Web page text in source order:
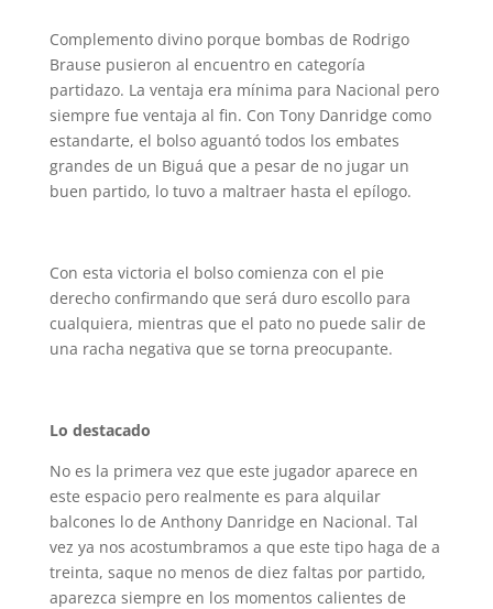
Complemento divino porque bombas de Rodrigo
Brause pusieron al encuentro en categoría
partidazo. La ventaja era mínima para Nacional pero
siempre fue ventaja al fin. Con Tony Danridge como
estandarte, el bolso aguantó todos los embates
grandes de un Biguá que a pesar de no jugar un
buen partido, lo tuvo a maltraer hasta el epílogo.
Con esta victoria el bolso comienza con el pie
derecho confirmando que será duro escollo para
cualquiera, mientras que el pato no puede salir de
una racha negativa que se torna preocupante.
Lo destacado
No es la primera vez que este jugador aparece en
este espacio pero realmente es para alquilar
balcones lo de Anthony Danridge en Nacional. Tal
vez ya nos acostumbramos a que este tipo haga de a
treinta, saque no menos de diez faltas por partido,
aparezca siempre en los momentos calientes de